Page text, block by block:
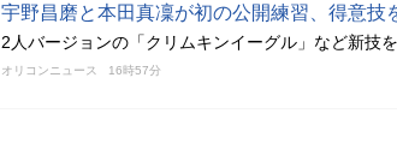
宇野昌磨と本田真凜が初の公開練習、得意技
2人バージョンの「クリムキンイーグル」など新技
オリコンニュース 16時57分